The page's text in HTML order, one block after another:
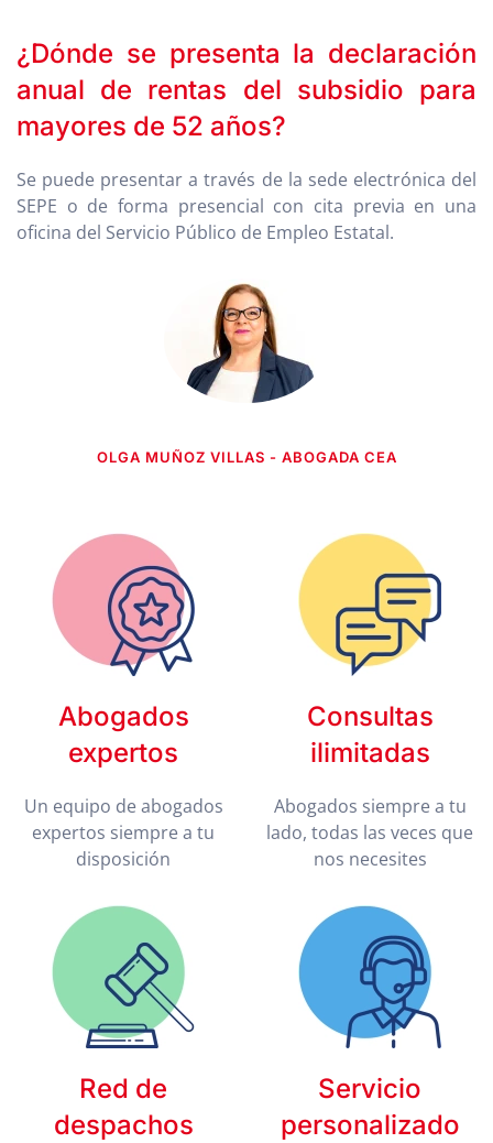
¿Dónde se presenta la declaración
anual de rentas del subsidio para
mayores de 52 años?
Se puede presentar a través de la sede electrónica del
SEPE o de forma presencial con cita previa en una
oficina del Servicio Público de Empleo Estatal.
OLGA MUÑOZ VILLAS - ABOGADA CEA
Abogados
expertos
Un equipo de abogados
expertos siempre a tu
disposición
Consultas
ilimitadas
Abogados siempre a tu
lado, todas las veces que
nos necesites
Red de
despachos
Servicio
personalizado